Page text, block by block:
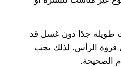
طويلة جدًا دون غسل قد
فروة الرأس. لذلك يجب
الصحيحة.